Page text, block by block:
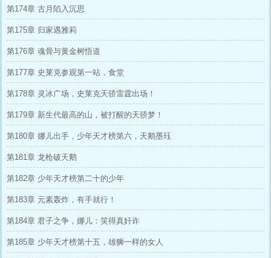
第174章 古月陷入沉思
第175章 归家遇雅莉
第176章 魂骨与黄金树悟道
第177章 史莱克参观第一站，食堂
第178章 灵冰广场，史莱克天骄雷霆出场！
第179章 新生代最高的山，被打醒的天骄梦！
第180章 娜儿出手，少年天才榜第六，天鹅墨珏
第181章 龙枪破天鹅
第182章 少年天才榜第二十的少年
第183章 元素轰炸，有手就行！
第184章 君子之争，娜儿：笑得真奸诈
第185章 少年天才榜第十五，雄狮一样的女人